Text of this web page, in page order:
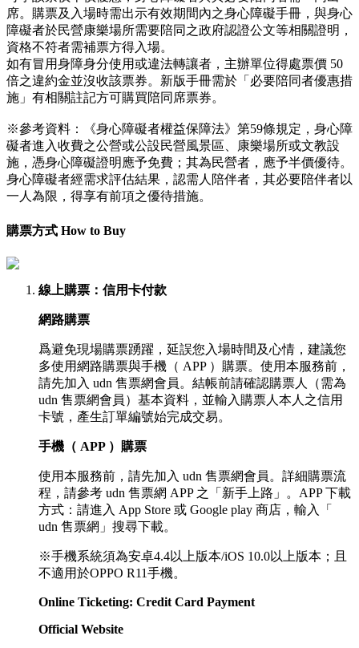
席。購票及入場時需出示有效期間內之身心障礙手冊，與身心
障礙者於民營康樂場所需要陪同之政府認證公文等相關證明，
資格不符者需補票方得入場。
如有冒用身障身分使用或違法轉讓者，主辦單位得處票價 50
倍之違約金並沒收該票券。新版手冊需於「必要陪同者優惠措
施」有相關註記方可購買陪同席票券。
※參考資料：《身心障礙者權益保障法》第59條規定，身心障
礙者進入收費之公營或公設民營風景區、康樂場所或文教設
施，憑身心障礙證明應予免費；其為民營者，應予半價優待。
身心障礙者經需求評估結果，認需人陪伴者，其必要陪伴者以
一人為限，得享有前項之優待措施。
購票方式 How to Buy
線上購票 ：信用卡付款
網路購票
爲避免現場購票踴躍，延誤您入場時間及心情，建議您
多使用網路購票與手機（ APP ）購票。使用本服務前，
請先加入 udn 售票網會員。結帳前請確認購票人（需為
udn 售票網會員）基本資料，並輸入購票人本人之信用
卡號，產生訂單編號始完成交易。
手機（ APP ）購票
使用本服務前，請先加入 udn 售票網會員。詳細購票流
程，請參考 udn 售票網 APP 之「新手上路」。APP 下載
方式：請進入 App Store 或 Google play 商店，輸入「
udn 售票網」搜尋下載。
※手機系統須為安卓4.4以上版本/iOS 10.0以上版本；且
不適用於OPPO R11手機。
Online Ticketing: Credit Card Payment
Official Website